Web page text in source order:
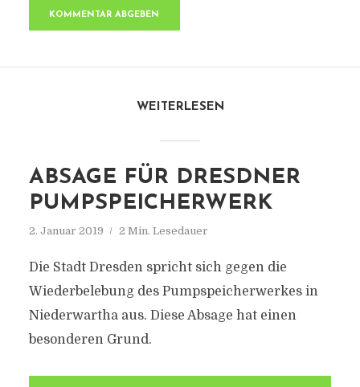
WEITERLESEN
ABSAGE FÜR DRESDNER
PUMPSPEICHERWERK
2. Januar 2019 2 Min. Lesedauer
Die Stadt Dresden spricht sich gegen die
Wiederbelebung des Pumpspeicherwerkes in
Niederwartha aus. Diese Absage hat einen
besonderen Grund.